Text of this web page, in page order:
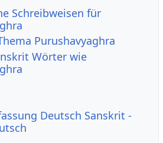
Schreibweisen für
Purushavyaghra
Wörter wie
Deutsch Sanskrit -